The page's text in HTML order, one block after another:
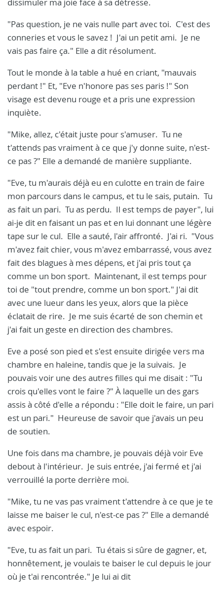
"Pas question, je ne vais nulle part avec toi. C'est des
conneries et vous le savez ! J'ai un petit ami. Je ne
vais pas faire ça." Elle a dit résolument.
Tout le monde à la table a hué en criant, "mauvais
perdant !" Et, "Eve n'honore pas ses paris !" Son
visage est devenu rouge et a pris une expression
inquiète.
"Mike, allez, c'était juste pour s'amuser. Tu ne
t'attends pas vraiment à ce que j'y donne suite, n'est-
ce pas ?" Elle a demandé de manière suppliante.
"Eve, tu m'aurais déjà eu en culotte en train de faire
mon parcours dans le campus, et tu le sais, putain. Tu
as fait un pari. Tu as perdu. Il est temps de payer", lui
ai-je dit en faisant un pas et en lui donnant une légère
tape sur le cul. Elle a sauté, l'air affronté. J'ai ri. "Vous
m'avez fait chier, vous m'avez embarrassé, vous avez
fait des blagues à mes dépens, et j'ai pris tout ça
comme un bon sport. Maintenant, il est temps pour
toi de "tout prendre, comme un bon sport." J'ai dit
avec une lueur dans les yeux, alors que la pièce
éclatait de rire. Je me suis écarté de son chemin et
j'ai fait un geste en direction des chambres.
Eve a posé son pied et s'est ensuite dirigée vers ma
chambre en haleine, tandis que je la suivais. Je
pouvais voir une des autres filles qui me disait : "Tu
crois qu'elles vont le faire ?" À laquelle un des gars
assis à côté d'elle a répondu : "Elle doit le faire, un pari
est un pari." Heureuse de savoir que j'avais un peu
de soutien.
Une fois dans ma chambre, je pouvais déjà voir Eve
debout à l'intérieur. Je suis entrée, j'ai fermé et j'ai
verrouillé la porte derrière moi.
"Mike, tu ne vas pas vraiment t'attendre à ce que je te
laisse me baiser le cul, n'est-ce pas ?" Elle a demandé
avec espoir.
"Eve, tu as fait un pari. Tu étais si sûre de gagner, et,
honnêtement, je voulais te baiser le cul depuis le jour
où je t'ai rencontrée." Je lui ai dit